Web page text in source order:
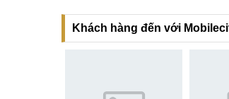
Đến với trung tâm, mọi yêu cầu
Khách hàng đến với